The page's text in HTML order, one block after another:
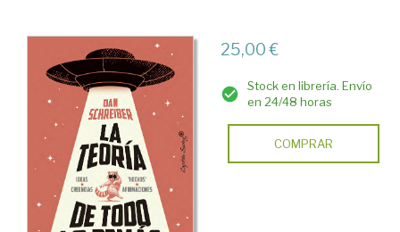
25,00 €
Stock en librería. Envío
en 24/48 horas
COMPRAR